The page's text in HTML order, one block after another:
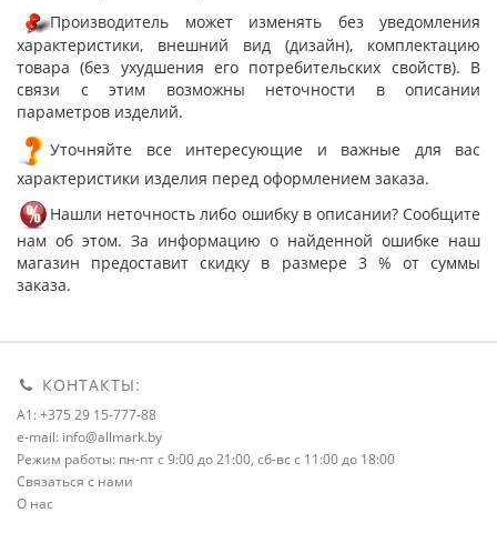
Производитель может изменять без уведомления
характеристики, внешний вид (дизайн), комплектацию
товара (без ухудшения его потребительских свойств). В
связи с этим возможны неточности в описании
параметров изделий.
Уточняйте все интересующие и важные для вас
характеристики изделия перед оформлением заказа.
Нашли неточность либо ошибку в описании? Сообщите
нам об этом. За информацию о найденной ошибке наш
магазин предоставит скидку в размере 3 % от суммы
заказа.
КОНТАКТЫ:
A1: +375 29 15-777-88
e-mail: info@allmark.by
Режим работы: пн-пт с 9:00 до 21:00, сб-вс с 11:00 до 18:00
Связаться с нами
О нас